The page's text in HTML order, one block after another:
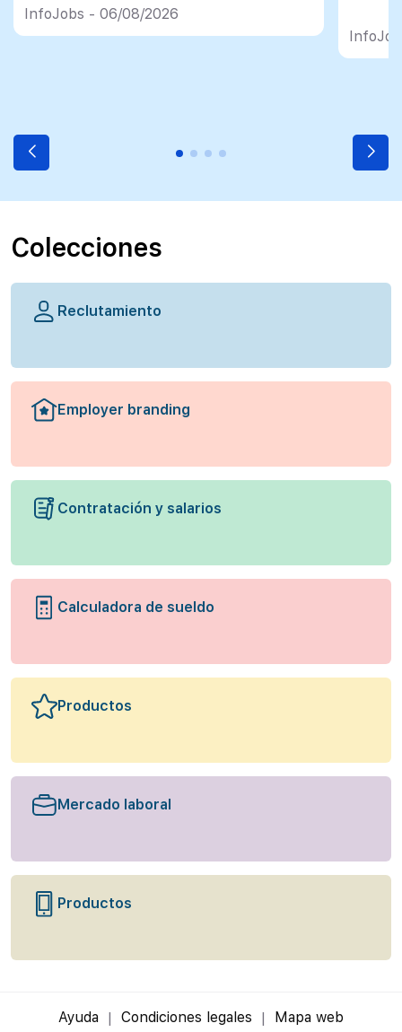
InfoJobs - 06/08/2026
Colecciones
Reclutamiento
Employer branding
Contratación y salarios
Calculadora de sueldo
Productos
Mercado laboral
Productos
Ayuda Condiciones legales Mapa web